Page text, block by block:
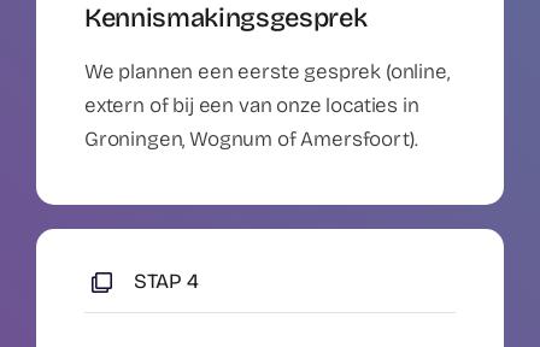
Kennismakingsgesprek
We plannen een eerste gesprek (online,
extern of bij een van onze locaties in
Groningen, Wognum of Amersfoort).
STAP 4